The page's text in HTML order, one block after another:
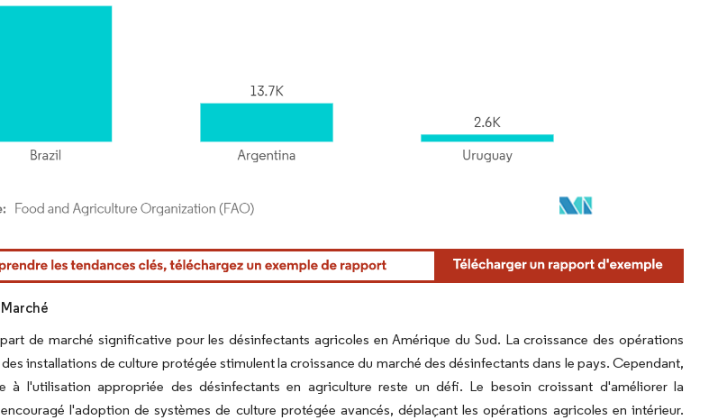
réutilisation nécessite une attribution sous CC BY 4.0.
de marché significative pour les désinfectants agricoles en Amérique du Sud. La croissance des opérations
installations de culture protégée stimulent la croissance du marché des désinfectants dans le pays. Cependant,
à l'utilisation appropriée des désinfectants en agriculture reste un défi. Le besoin croissant d'améliorer la
l'adoption de systèmes de culture protégée avancés, déplaçant les opérations agricoles en intérieur.